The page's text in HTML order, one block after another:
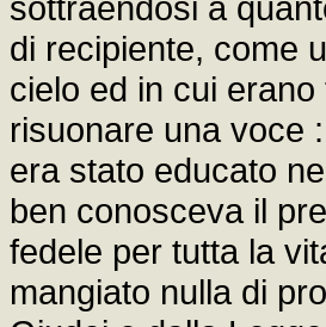
di recipiente, come
cielo ed in cui
risuonare una voce
era stato educato
ben conosceva il
fedele per tutta la
mangiato nulla di